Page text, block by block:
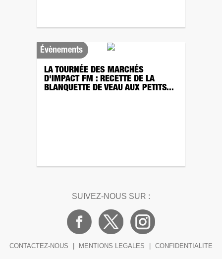
Évènements
LA TOURNÉE DES MARCHÉS
D'IMPACT FM : RECETTE DE LA
BLANQUETTE DE VEAU AUX PETITS...
SUIVEZ-NOUS SUR :
CONTACTEZ-NOUS MENTIONS LEGALES CONFIDENTIALITE